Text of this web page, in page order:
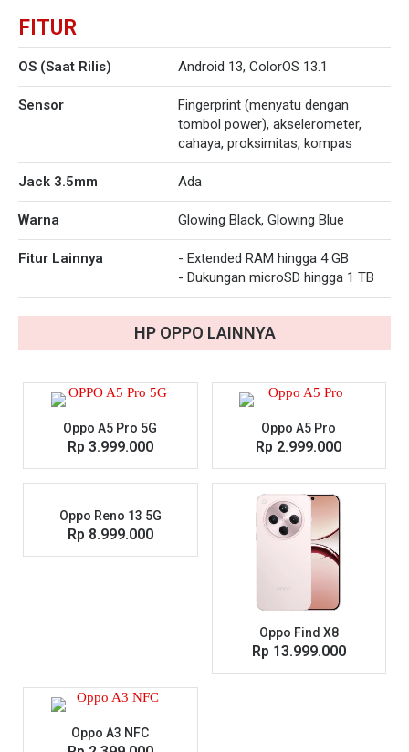
FITUR
OS (Saat Rilis) Android 13, ColorOS 13.1
Sensor
Fingerprint (menyatu dengan
tombol power), akselerometer,
cahaya, proksimitas, kompas
Jack 3.5mm Ada
Warna Glowing Black, Glowing Blue
Fitur Lainnya
- Extended RAM hingga 4 GB
- Dukungan microSD hingga 1 TB
HP OPPO LAINNYA
Oppo A5 Pro 5G
Rp 3.999.000
Oppo A5 Pro
Rp 2.999.000
Oppo Reno 13 5G
Rp 8.999.000
Oppo Find X8
Rp 13.999.000
Oppo A3 NFC